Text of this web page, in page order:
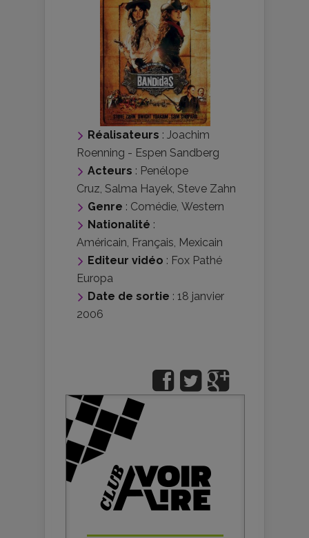
Réalisateurs : Joachim
Roenning - Espen Sandberg
Acteurs : Penélope
Cruz, Salma Hayek, Steve Zahn
Genre : Comédie, Western
Nationalité :
Américain, Français, Mexicain
Editeur vidéo : Fox Pathé
Europa
Date de sortie : 18 janvier
2006